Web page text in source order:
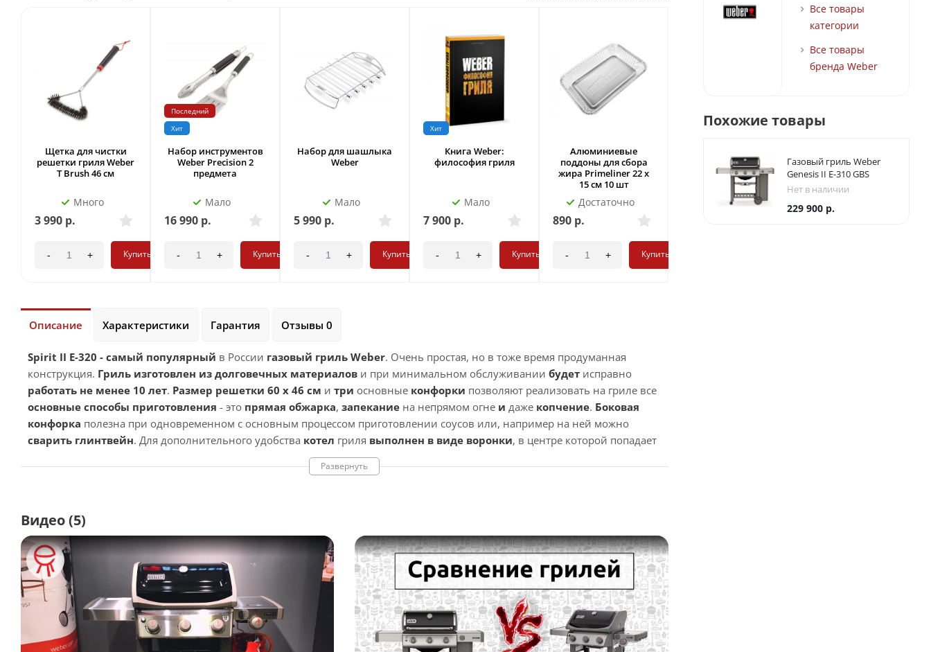
Щетка для чистки
решетки гриля Weber
T Brush 46 см
Много
3 990 р.
- + Купить
Хит
Последний
Набор инструментов
Weber Precision 2
предмета
Мало
16 990 р.
- + Купить
Набор для шашлыка
Weber
Мало
5 990 р.
- + Купить
Хит
Книга Weber:
философия гриля
Мало
7 900 р.
- + Купить
Алюминиевые
поддоны для сбора
жира Primeliner 22 x
15 см 10 шт
Достаточно
890 р.
- + Купить
противень для жарки
Weber Deluxe 30 x 30
см
Мало
Последний
копчения из
нержавеющей стали
Описание
Spirit II E-320 - самый популярный в России газовый гриль Weber. Очень простая, но в тоже время продуманная
конструкция. Гриль изготовлен из долговечных материалов и при минимальном обслуживании будет исправно
работать не менее 10 лет. Размер решетки 60 х 46 см и три основные конфорки позволяют реализовать на гриле все
основные способы приготовления - это прямая обжарка, запекание на непрямом огне и даже копчение. Боковая
конфорка полезна при одновременном с основным процессом приготовлении соусов или, например на ней можно
сварить глинтвейн. Для дополнительного удобства котел гриля выполнен в виде воронки, в центре которой попадает
стекает в лоток с одноразовым поддоном
расположен термометр и большая ручка из прочного пластика
Открытый корпус, собранный на стальном каркасе с панелями из высококачественной стали, покрытыми цветной
эмалью
3 горелки GS4 high performance из нержавеющей стали. Отличная производительность и долговечность. Совокупная
мощность горелок 8,8 кВт
Расположенная сбоку дополнительная конфорка с защитной крышкой. В закрытом состоянии крышка образует единую
плоскость со столешницей. Оснащена кнопкой пьезо-поджига. Мощность горелки 3,5 кВт
Развернуть
Характеристики Гарантия Отзывы 0
Видео(5)
Все товары
категории
Все товары
бренда Weber
Похожие товары
Газовый гриль Weber
Genesis II E-310 GBS
Нет в наличии
229 900р.